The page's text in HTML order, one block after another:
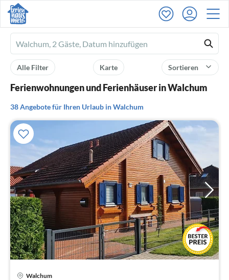
Ferienhausmiete
logo
Sortieren
Karte
Alle Filter
Ferienwohnungen und Ferienhäuser in Walchum
38 Angebote für Ihren Urlaub in Walchum
Walchum